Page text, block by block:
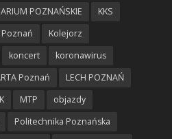
POZNAŃSKIE
KKS
Poznań
Kolejorz
koncert
koronawirus
Poznań
LECH POZNAŃ
MTP
objazdy
Politechnika Poznańska